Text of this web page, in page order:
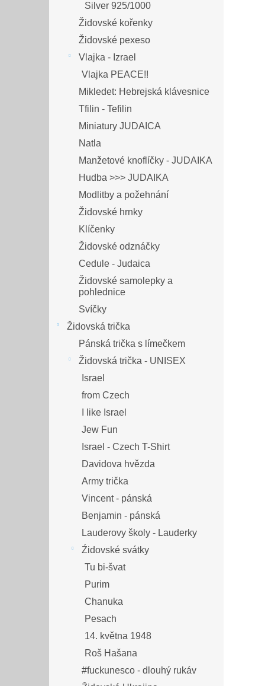
Silver 925/1000
Židovské kořenky
Židovské pexeso
Vlajka - Izrael
Vlajka PEACE!!
Mikledet: Hebrejská klávesnice
Tfilin - Tefilin
Miniatury JUDAICA
Natla
Manžetové knoflíčky - JUDAIKA
Hudba >>> JUDAIKA
Modlitby a požehnání
Židovské hrnky
Klíčenky
Židovské odznáčky
Cedule - Judaica
Židovské samolepky a
pohlednice
Svíčky
Židovská trička
Pánská trička s límečkem
Židovská trička - UNISEX
Israel
from Czech
I like Israel
Jew Fun
Israel - Czech T-Shirt
Davidova hvězda
Army trička
Vincent - pánská
Benjamin - pánská
Lauderovy školy - Lauderky
Źidovské svátky
Tu bi-švat
Purim
Chanuka
Pesach
14. května 1948
Roš Hašana
#fuckunesco - dlouhý rukáv